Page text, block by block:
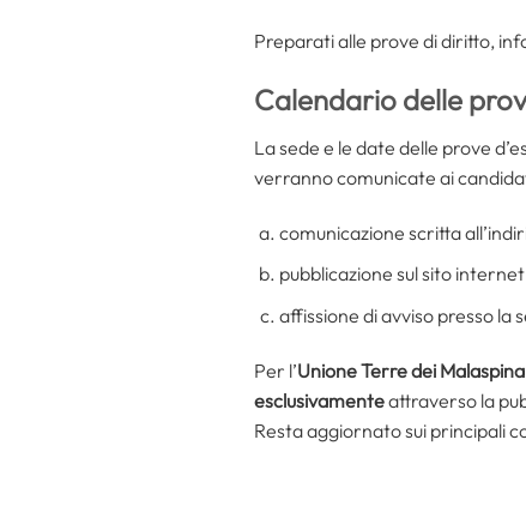
Preparati alle prove di diritto,
Calendario delle
La sede e le date delle prove
verranno comunicate ai
comunicazione scritta
pubblicazione sul sito internet
affissione di avviso presso la
Per l’Unione Terre dei
esclusivamenteattraverso la
Resta aggiornato sui principali